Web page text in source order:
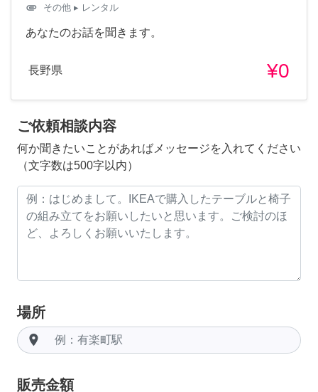
attachment その他 ▸ レンタル
あなたのお話を聞きます。
長野県 ¥0
ご依頼相談内容
何か聞きたいことがあればメッセージを入れてください
（文字数は500字以内）
場所
room
販売金額